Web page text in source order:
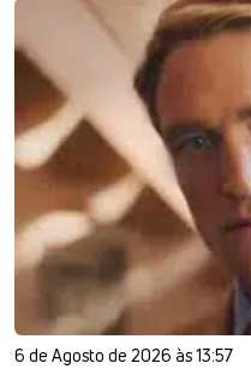
6 de Agosto de 2026 às 13:57